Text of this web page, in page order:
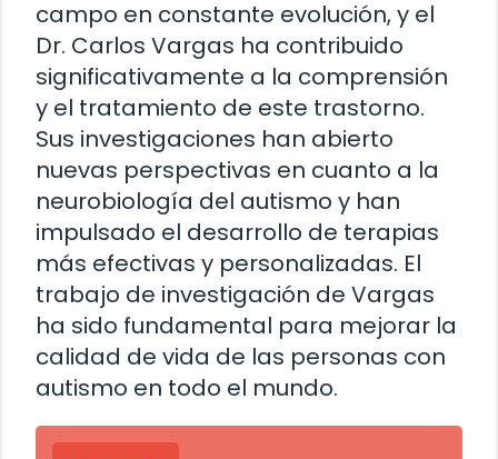
campo en constante evolución, y el
Dr. Carlos Vargas ha contribuido
significativamente a la comprensión
y el tratamiento de este trastorno.
Sus investigaciones han abierto
nuevas perspectivas en cuanto a la
neurobiología del autismo y han
impulsado el desarrollo de terapias
más efectivas y personalizadas. El
trabajo de investigación de Vargas
ha sido fundamental para mejorar la
calidad de vida de las personas con
autismo en todo el mundo.